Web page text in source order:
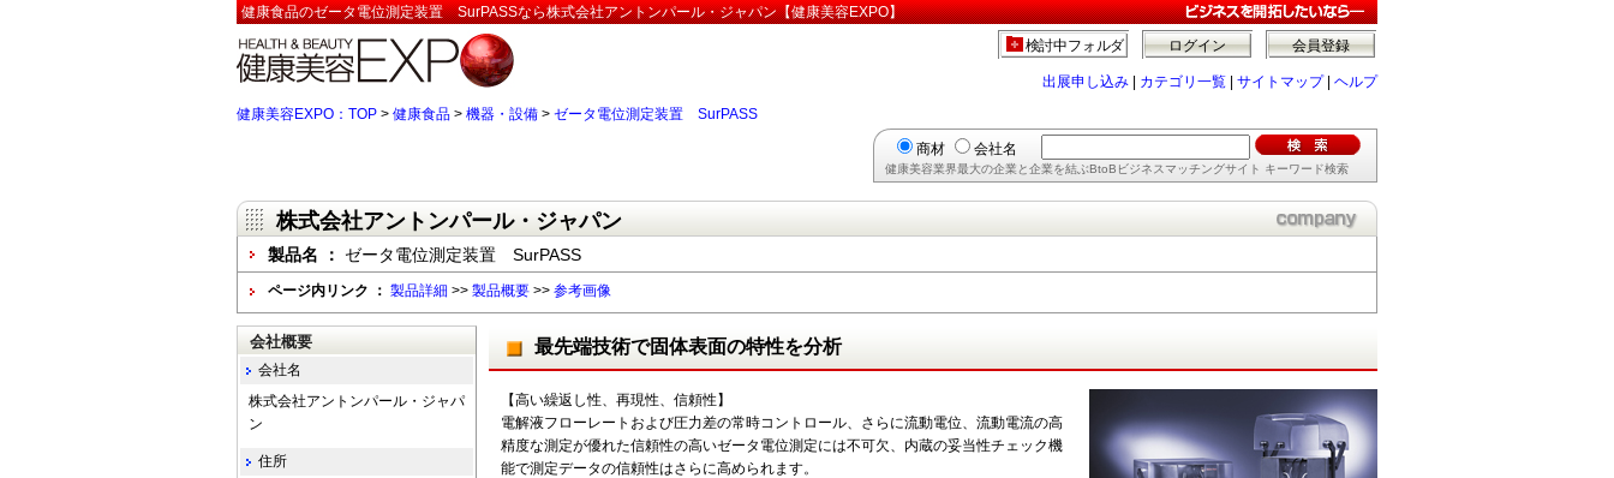
健康食品のゼータ電位測定装置 SurPASSなら株式会社アントンパール・ジャパン【健康美容EXPO】
会員登録
ログイン
検討中フォルダ
出展申し込み カテゴリ一覧 サイトマップ| ヘルプ
健康美容EXPO：TOP > 健康食品 > 機器・設備 > ゼータ電位測定装置 SurPASS
商材 会社名
健康美容業界最大の企業と企業を結ぶBtoBビジネスマッチングサイト キーワード検索
株式会社アントンパール・ジャパン
製品名 ： ゼータ電位測定装置 SurPASS
ページ内リンク ： 製品詳細 >> 製品概要 >> 参考画像
最先端技術で固体表面の特性を分析
【高い繰返し性、再現性、信頼性】
電解液フローレートおよび圧力差の常時コントロール、さらに流動電位、流動電流の高
精度な測定が優れた信頼性の高いゼータ電位測定には不可欠、内蔵の妥当性チェック機
能で測定データの信頼性はさらに高められます。
会社概要
会社名
株式会社アントンパール・ジャパ
ン
住所